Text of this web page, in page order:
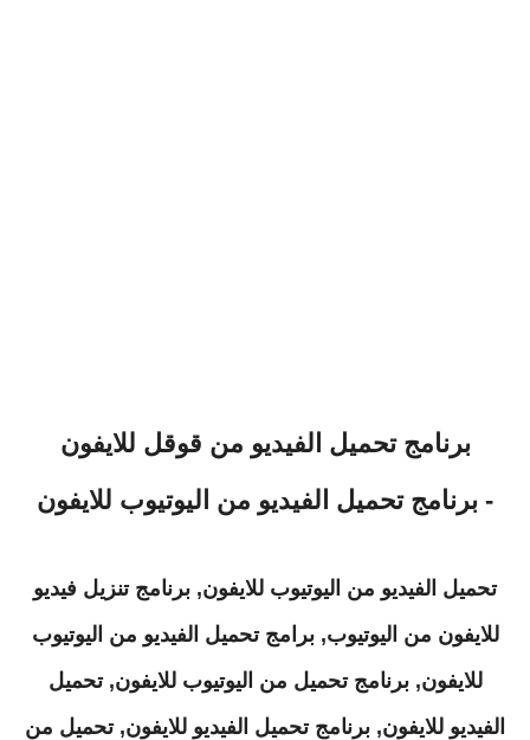
برنامج تحميل الفيديو من قوقل للايفون
- برنامج تحميل الفيديو من اليوتيوب للايفون
تحميل الفيديو من اليوتيوب للايفون, برنامج تنزيل فيديو
للايفون من اليوتيوب, برامج تحميل الفيديو من اليوتيوب
للايفون, برنامج تحميل من اليوتيوب للايفون, تحميل
الفيديو للايفون, برنامج تحميل الفيديو للايفون, تحميل من